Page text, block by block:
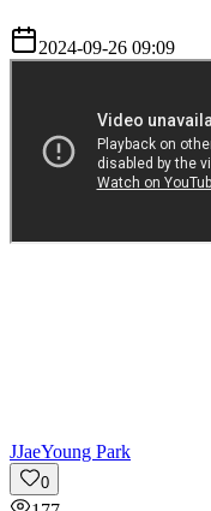
2024-09-26 09:09
JJaeYoung Park
0